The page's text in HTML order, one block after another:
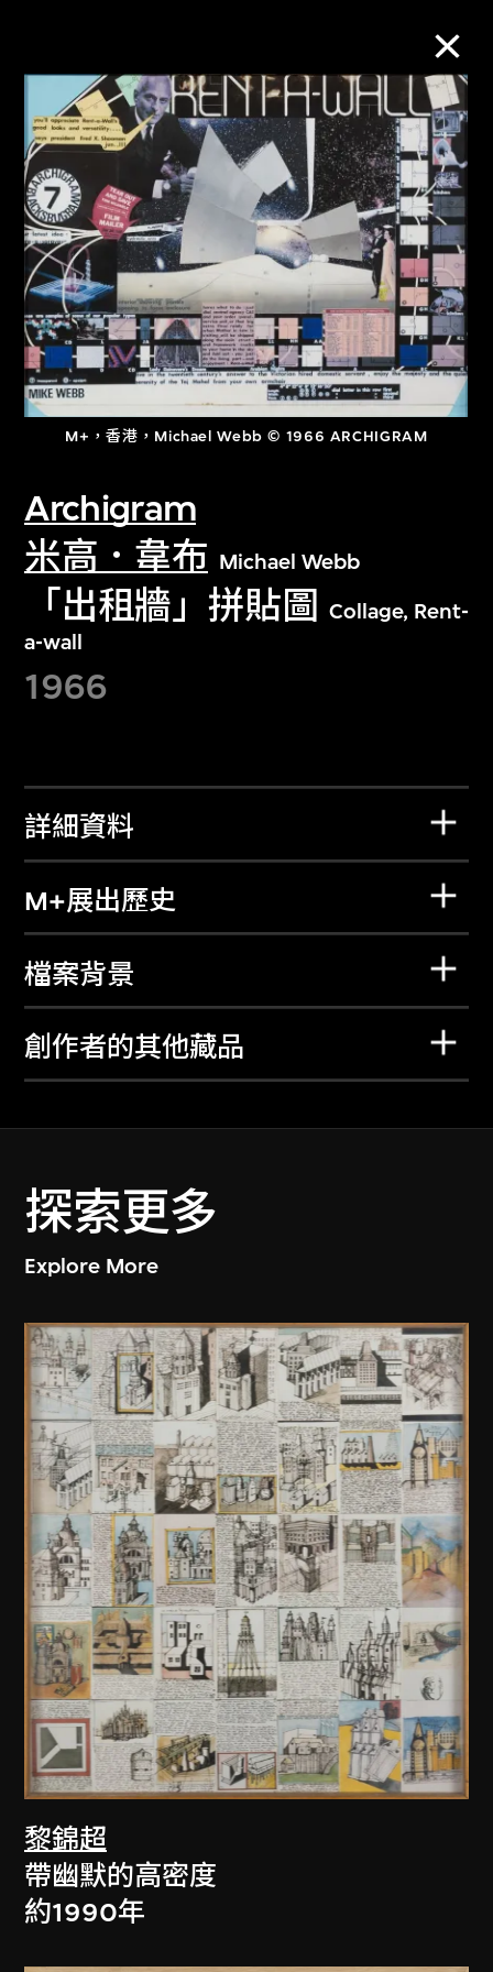
M+，香港，Michael Webb © 1966 ARCHIGRAM
Archigram
米高．韋布 Michael Webb
「出租牆」拼貼圖
Collage, Rent-
a-wall
1966
詳細資料
M+展出歷史
檔案背景
創作者的其他藏品
探索更多
Explore More
黎錦超
帶幽默的高密度
約1990年
M+藏品
進一步篩選 搜索
關於M+藏品
探索世界頂級的二十及二十一世紀視覺
文化藏品。